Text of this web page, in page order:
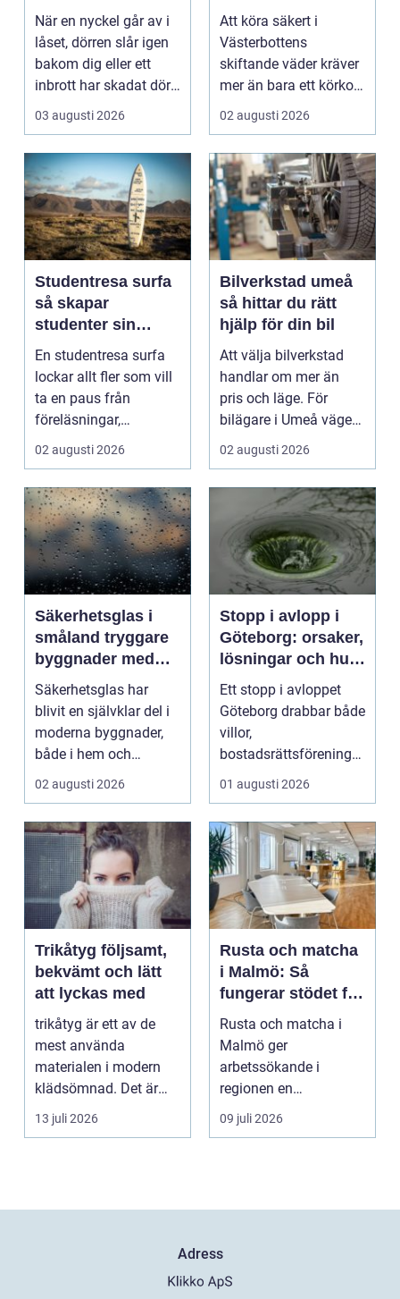
När en nyckel går av i
låset, dörren slår igen
bakom dig eller ett
inbrott har skadat dörr
och karm,...
03 augusti 2026
Att köra säkert i
Västerbottens
skiftande väder kräver
mer än bara ett körkort
och en pålitlig bil. ...
02 augusti 2026
Studentresa surfa
så skapar
studenter sin
ultimata paus från
plugget
En studentresa surfa
lockar allt fler som vill
ta en paus från
föreläsningar,
tentaplugg och sena
02 augusti 2026
Bilverkstad umeå
så hittar du rätt
hjälp för din bil
Att välja bilverkstad
handlar om mer än
pris och läge. För
bilägare i Umeå väger
trygghet, tillgängl...
02 augusti 2026
Säkerhetsglas i
småland tryggare
byggnader med
smarta
glaslösningar
Säkerhetsglas har
blivit en självklar del i
moderna byggnader,
både i hem och
offentliga miljöer. I ...
02 augusti 2026
Stopp i avlopp i
Göteborg: orsaker,
lösningar och hur
problem kan
undvikas
Ett stopp i avloppet
Göteborg drabbar både
villor,
bostadsrättsföreningar
01 augusti 2026
Trikåtyg följsamt,
bekvämt och lätt
att lyckas med
trikåtyg är ett av de
mest använda
materialen i modern
klädsömnad. Det är
mjukt, elastiskt och
formb...
13 juli 2026
Rusta och matcha
i Malmö: Så
fungerar stödet för
dig som söker
jobb
Rusta och matcha i
Malmö ger
arbetssökande i
regionen en
strukturerad och
personlig vä...
09 juli 2026
Adress